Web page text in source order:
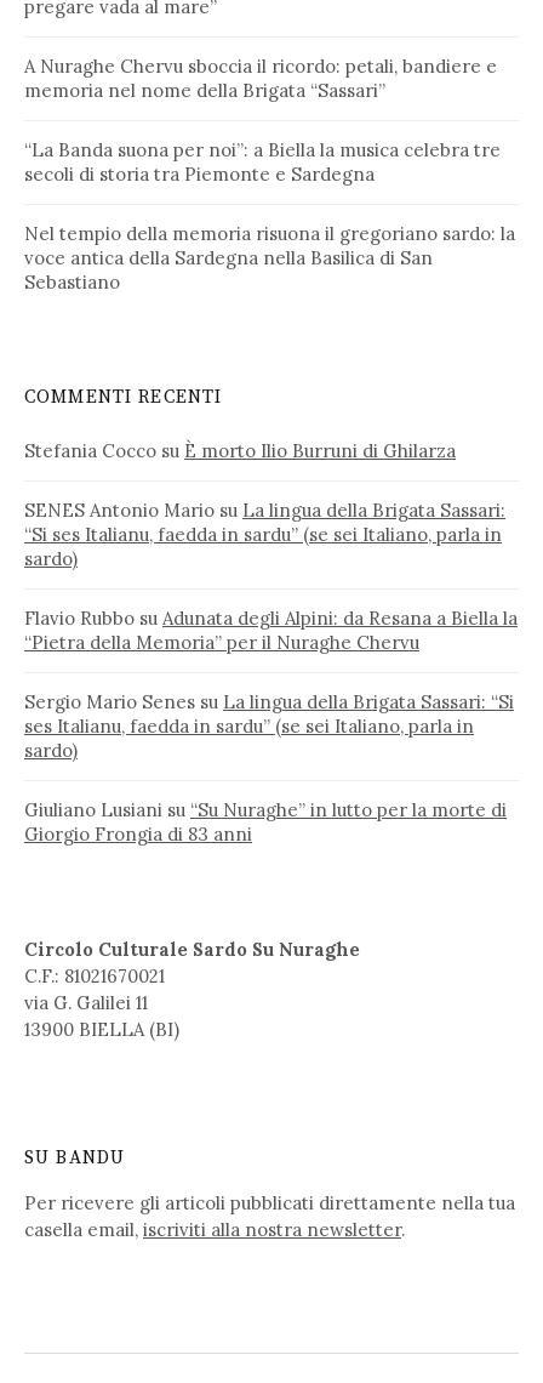
pregare vada al mare”
A Nuraghe Chervu sboccia il ricordo: petali, bandiere e
memoria nel nome della Brigata “Sassari”
“La Banda suona per noi”: a Biella la musica celebra tre
secoli di storia tra Piemonte e Sardegna
Nel tempio della memoria risuona il gregoriano sardo: la
voce antica della Sardegna nella Basilica di San
Sebastiano
COMMENTI RECENTI
Stefania Cocco su È morto Ilio Burruni di Ghilarza
SENES Antonio Mario su La lingua della Brigata Sassari:
“Si ses Italianu, faedda in sardu” (se sei Italiano, parla in
sardo)
Flavio Rubbo su Adunata degli Alpini: da Resana a Biella la
“Pietra della Memoria” per il Nuraghe Chervu
Sergio Mario Senes su La lingua della Brigata Sassari: “Si
ses Italianu, faedda in sardu” (se sei Italiano, parla in
sardo)
Giuliano Lusiani su “Su Nuraghe” in lutto per la morte di
Giorgio Frongia di 83 anni
Circolo Culturale Sardo Su Nuraghe
C.F.: 81021670021
via G. Galilei 11
13900 BIELLA (BI)
SU BANDU
Per ricevere gli articoli pubblicati direttamente nella tua
casella email, iscriviti alla nostra newsletter.